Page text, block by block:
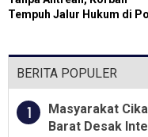
Tempuh Jalur Hukum di
BERITA POPULER
1
Masyarakat
Barat Desak